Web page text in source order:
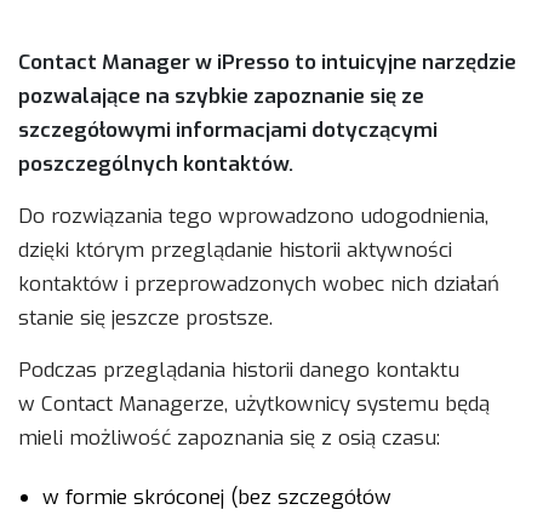
Contact Manager w iPresso to intuicyjne narzędzie
pozwalające na szybkie zapoznanie się ze
szczegółowymi informacjami dotyczącymi
poszczególnych kontaktów.
Do rozwiązania tego wprowadzono udogodnienia,
dzięki którym przeglądanie historii aktywności
kontaktów i przeprowadzonych wobec nich działań
stanie się jeszcze prostsze.
Podczas przeglądania historii danego kontaktu
w Contact Managerze, użytkownicy systemu będą
mieli możliwość zapoznania się z osią czasu:
w formie skróconej (bez szczegółów